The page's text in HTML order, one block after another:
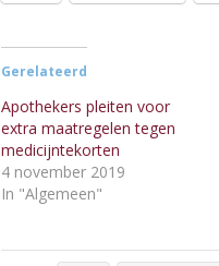
Gerelateerd
Apothekers pleiten voor
extra maatregelen tegen
medicijntekorten
4 november 2019
In "Algemeen"